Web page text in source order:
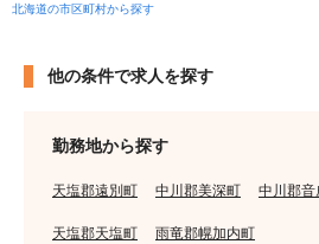
北海道の市区町村から探す
他の条件で求人を探す
勤務地から探す
天塩郡遠別町 中川郡美深町 中川郡音
天塩郡天塩町 雨竜郡幌加内町